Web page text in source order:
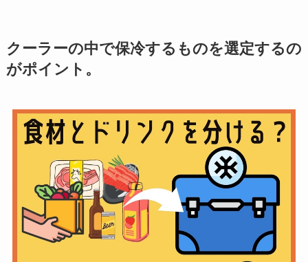
クーラーの中で保冷するものを選定するの
がポイント。